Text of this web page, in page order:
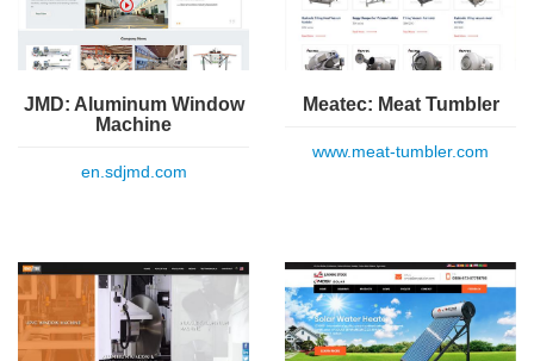
JMD: Aluminum Window
Machine
en.sdjmd.com
Meatec: Meat Tumbler
www.meat-tumbler.com